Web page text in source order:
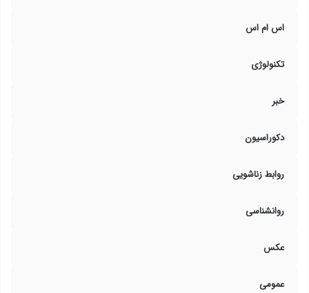
اس ام اس
تکنولوژی
خبر
دکوراسیون
روابط زناشویی
روانشناسی
عکس
عمومی